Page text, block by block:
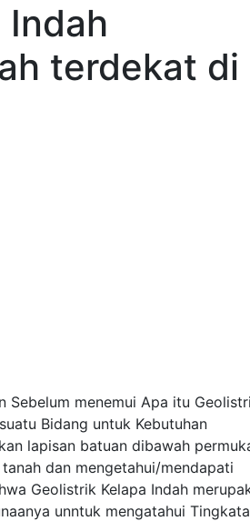
Indah
terdekat di
Sebelum menemui Apa itu
Bidang untuk Kebutuhan
lapisan batuan dibawah
dan mengetahui/mendapati
Geolistrik Kelapa Indah
unntuk mengatahui